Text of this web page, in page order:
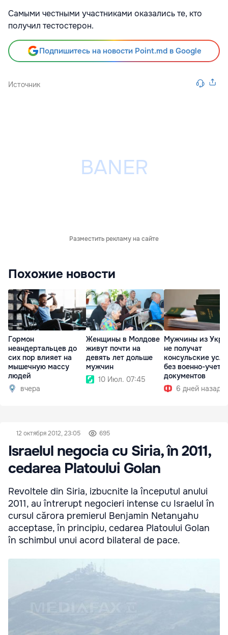
Самыми честными участниками оказались те, кто
получил тестостерон.
Подпишитесь на новости Point.md в Google
Источник
Разместить рекламу на сайте
Похожие новости
Гормон
неандертальцев до
сих пор влияет на
мышечную массу
людей
вчера
Женщины в Молдове
живут почти на
девять лет дольше
мужчин
10 Июл. 07:45
Мужчины из
не получат
консульские
без военно-
документов
6 дней назад
12 октября 2012, 23:05 695
Israelul negocia cu Siria, în 2011,
cedarea Platoului Golan
Revoltele din Siria, izbucnite la începutul anului
2011, au întrerupt negocieri intense cu Israelul în
cursul cărora premierul Benjamin Netanyahu
acceptase, în principiu, cedarea Platoului Golan
în schimbul unui acord bilateral de pace.